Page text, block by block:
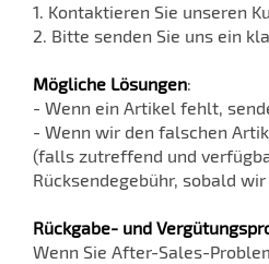
1. Kontaktieren Sie unseren
2. Bitte senden Sie uns ein
Mögliche Lösungen:
- Wenn ein Artikel fehlt,
- Wenn wir den falschen
(falls zutreffend und
Rücksendegebühr, sobald
Rückgabe- und
Wenn Sie After-Sales-